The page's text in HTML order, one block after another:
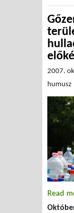
2007.
humusz
Read